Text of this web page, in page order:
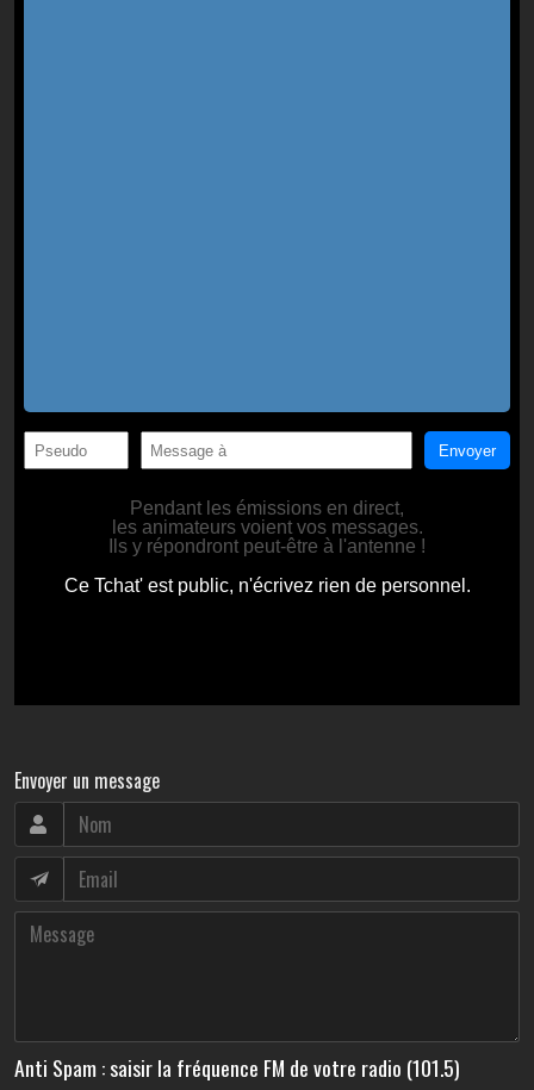
Envoyer un message
Anti Spam : saisir la fréquence FM de votre radio (101.5)